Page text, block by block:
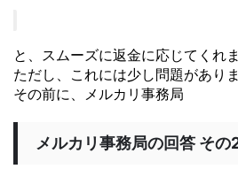
と、スムーズに返金に応じてくれま
ただし、これには少し問題があり
その前に、メルカリ事務局
メルカリ事務局の回答 その